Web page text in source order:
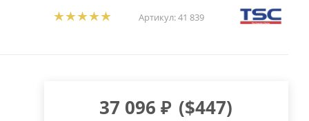
Артикул:41 839
37 096 ₽ ($447)